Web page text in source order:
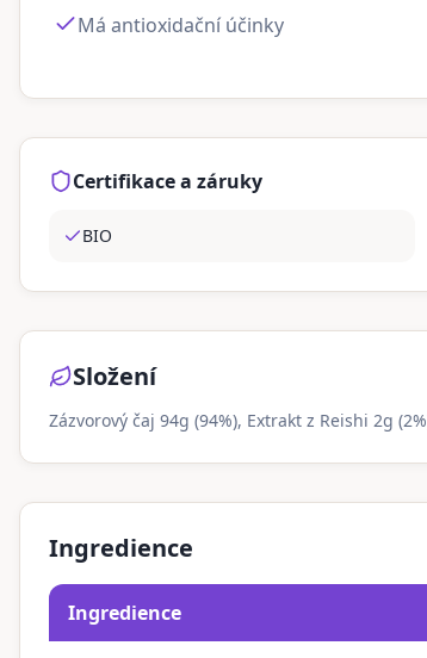
Má antioxidační účinky
Certifikace a záruky
BIO
Složení
Zázvorový čaj 94g (94%), Extrakt z Reishi 2g
Ingredience
Ingredience